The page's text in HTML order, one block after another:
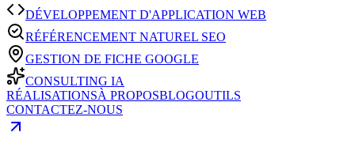
DÉVELOPPEMENT D'APPLICATION WEB
RÉFÉRENCEMENT NATUREL SEO
GESTION DE FICHE GOOGLE
CONSULTING IA
RÉALISATIONSÀ PROPOSBLOGOUTILS
CONTACTEZ-NOUS